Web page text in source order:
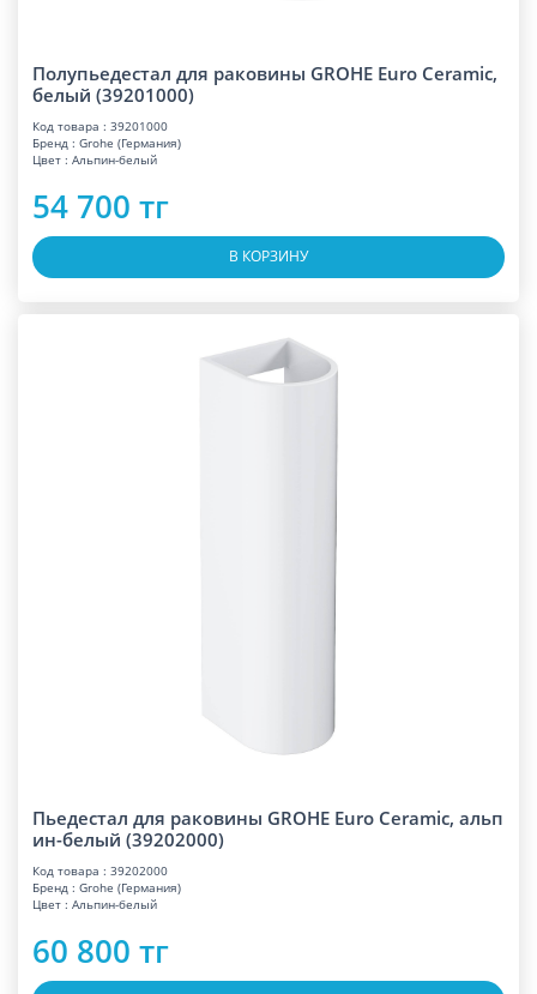
Полупьедестал для раковины GROHE Euro Ceramic,
белый (39201000)
Код товара : 39201000
Бренд : Grohe (Германия)
Цвет : Альпин-белый
54 700 тг
В КОРЗИНУ
Пьедестал для раковины GROHE Euro Ceramic, альп
ин-белый (39202000)
Код товара : 39202000
Бренд : Grohe (Германия)
Цвет : Альпин-белый
60 800 тг